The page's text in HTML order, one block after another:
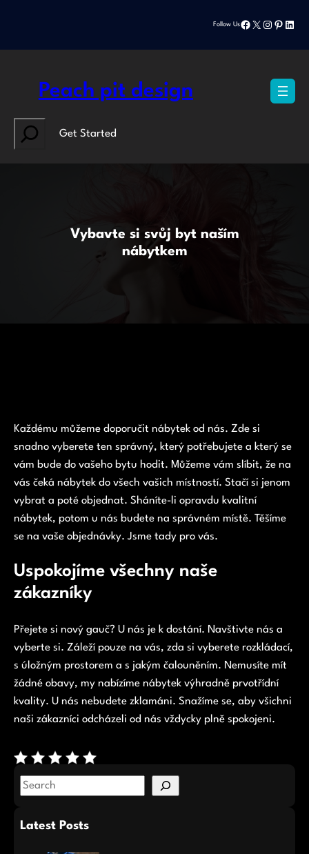
Follow UsFacebook
X Instagram
Peach pit design
Search
Get Started
Vybavte si svůj byt naším
nábytkem
Každému můžeme doporučit nábytek od nás. Zde si
snadno vyberete ten správný, který potřebujete a který se
vám bude do vašeho bytu hodit. Můžeme vám slíbit, že na
vás čeká nábytek do všech vašich místností. Stačí si jenom
vybrat a poté objednat. Sháníte-li opravdu kvalitní
nábytek, potom u nás budete na správném místě. Těšíme
se na vaše objednávky. Jsme tady pro vás.
Uspokojíme všechny naše
zákazníky
Přejete si nový gauč? U nás je k dostání. Navštivte nás a
vyberte si. Záleží pouze na vás, zda si vyberete rozkládací,
s úložným prostorem a s jakým čalouněním. Nemusíte mít
žádné obavy, my nabízíme nábytek výhradně prvotřídní
kvality. U nás nebudete zklamáni. Snažíme se, aby všichni
naši zákazníci odcházeli od nás vždycky plně spokojeni.
S
aLatest Posts